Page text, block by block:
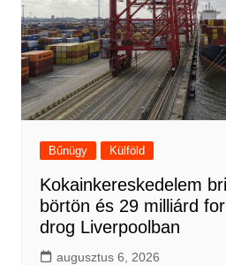
Bűnügy Külföld
Kokainkereskedelem
börtön és 29 milliárd
drog Liverpoolban
augusztus 6, 2026